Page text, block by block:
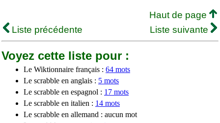
Haut de page
Liste précédente
Liste suivante
Voyez cette liste pour :
Le Wiktionnaire français : 64 mots
Le scrabble en anglais : 5 mots
Le scrabble en espagnol : 17 mots
Le scrabble en italien : 14 mots
Le scrabble en allemand : aucun mot